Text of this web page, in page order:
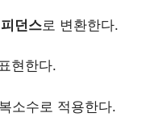
던스로 변환한다.
현한다.
소수로 적용한다.